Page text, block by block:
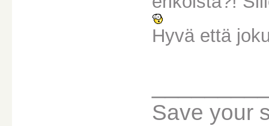
Hyvä että
Save your